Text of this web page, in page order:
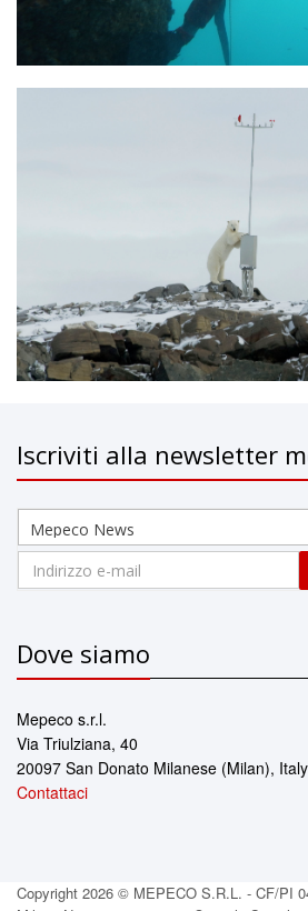
Iscriviti alla newsletter
Dove siamo
Mepeco s.r.l.
Via Triulziana, 40
20097 San Donato Milanese (Milan), Italy
Contattaci
Copyright 2026 © MEPECO S.R.L. - CF/PI